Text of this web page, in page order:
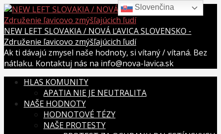
Skip
to
content
NEW LEFT SLOVAKIA / NOVÁ ĽAVICA SLOVENSKO -
Združenie ľavicovo zmýšľajúcich ľudí
Ak ti dávajú zmysel naše hodnoty, si vítaný / vítaná. Bez
nátlaku. Kontaktuj nás na info@nova-lavica.sk
HLAS KOMUNITY
APATIA NIE JE NEUTRALITA
NAŠE HODNOTY
HODNOTOVÉ TÉZY
NAŠE PROTESTY
Slovenčina